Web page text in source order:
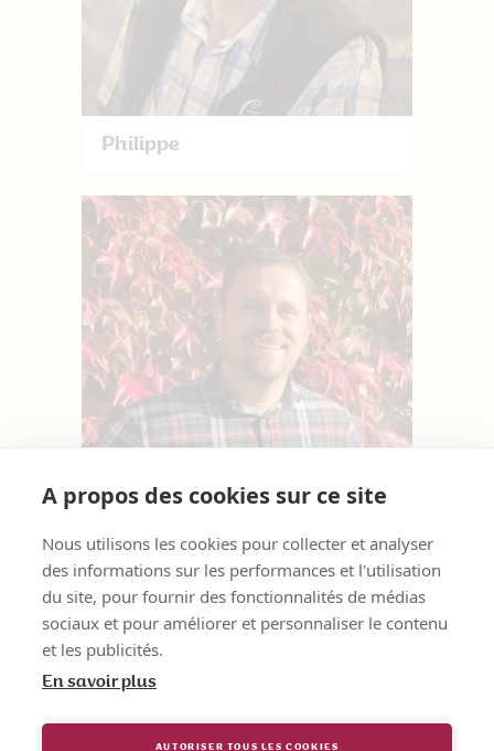
A propos des cookies sur ce site
Nous utilisons les cookies pour collecter et analyser
des informations sur les performances et l'utilisation
du site, pour fournir des fonctionnalités de médias
sociaux et pour améliorer et personnaliser le contenu
et les publicités.
En savoir plus
AUTORISER TOUS LES COOKIES
Philippe
Valentin